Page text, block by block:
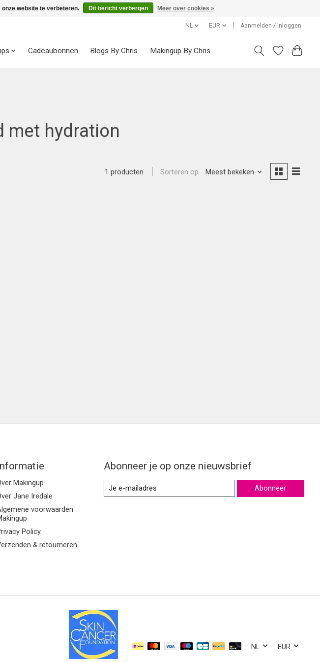
NL EUR Aanmelden / Inloggen
Cadeaubonnen Blogs By Chris Makingup By Chris
met hydration
1 producten Sorteren op Meest bekeken
Makingup
Jane Iredale
voorwaarden
Policy
& retourneren
Abonneer je op onze nieuwsbrief
Abonneer
NL EUR
website te verbeteren. Dit bericht verbergen Meer over cookies »